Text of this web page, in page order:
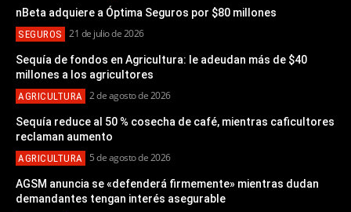
nBeta adquiere a Óptima Seguros por $80 millones
SEGUROS 21 de julio de 2026
Sequía de fondos en Agricultura: le adeudan más de $40
millones a los agricultores
AGRICULTURA 2 de agosto de 2026
Sequía reduce al 50 % cosecha de café, mientras caficultores
reclaman aumento
AGRICULTURA 5 de agosto de 2026
AGSM anuncia se «defenderá firmemente» mientras dudan
demandantes tengan interés asegurable